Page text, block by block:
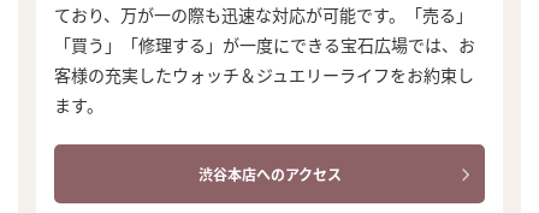
ており、万が一の際も迅速な対応が可能です。「売る」
「買う」「修理する」が一度にできる宝石広場では、お
客様の充実したウォッチ＆ジュエリーライフをお約束し
ます。
渋谷本店へのアクセス